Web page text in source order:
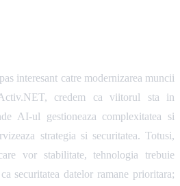
interesant catre modernizarea muncii
credem ca viitorul sta in
AI-ul gestioneaza complexitatea si
strategia si securitatea. Totusi,
vor stabilitate, tehnologia trebuie
securitatea datelor ramane prioritara;